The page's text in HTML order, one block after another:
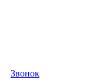
Звонок